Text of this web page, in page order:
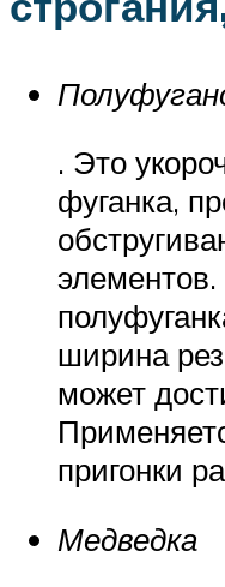
. Это
фуганка,
ширина
может
пригонки
Медведка